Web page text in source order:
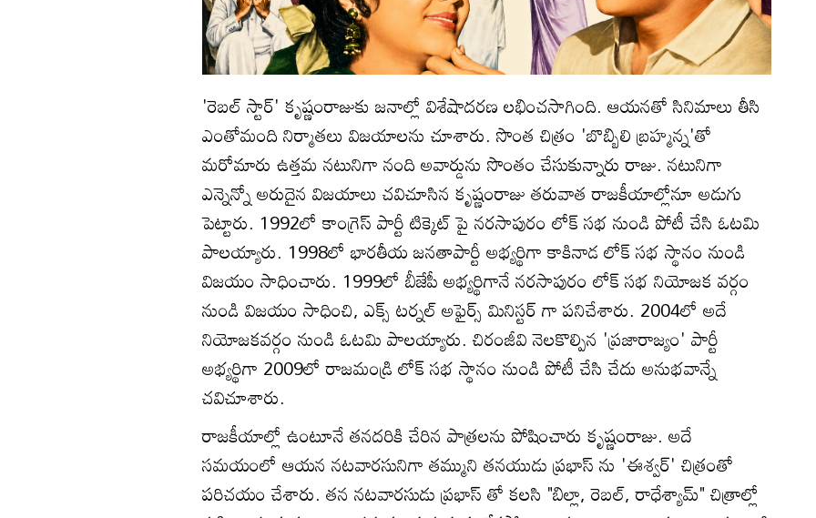
'రెబల్ స్టార్' కృష్ణంరాజుకు జనాల్లో విశేషాదరణ లభించసాగింది. ఆయనతో సినిమాలు తీసి
ఎంతోమంది నిర్మాతలు విజయాలను చూశారు. సొంత చిత్రం 'బొబ్బిలి బ్రహ్మన్న'తో
మరోమారు ఉత్తమ నటునిగా నంది అవార్డును సొంతం చేసుకున్నారు రాజు. నటునిగా
ఎన్నెన్నో అరుదైన విజయాలు చవిచూసిన కృష్ణంరాజు తరువాత రాజకీయాల్లోనూ అడుగు
పెట్టారు. 1992లో కాంగ్రెస్ పార్టీ టిక్కెట్ పై నరసాపురం లోక్ సభ నుండి పోటీ చేసి ఓటమి
పాలయ్యారు. 1998లో భారతీయ జనతాపార్టీ అభ్యర్థిగా కాకినాడ లోక్ సభ స్థానం నుండి
విజయం సాధించారు. 1999లో బీజేపీ అభ్యర్థిగానే నరసాపురం లోక్ సభ నియోజక వర్గం
నుండి విజయం సాధించి, ఎక్స్ టర్నల్ అఫైర్స్ మినిస్టర్ గా పనిచేశారు. 2004లో అదే
నియోజకవర్గం నుండి ఓటమి పాలయ్యారు. చిరంజీవి నెలకొల్పిన 'ప్రజారాజ్యం' పార్టీ
అభ్యర్థిగా 2009లో రాజమండ్రి లోక్ సభ స్థానం నుండి పోటీ చేసి చేదు అనుభవాన్నే
చవిచూశారు.
రాజకీయాల్లో ఉంటూనే తనదరికి చేరిన పాత్రలను పోషించారు కృష్ణంరాజు. అదే
సమయంలో ఆయన నటవారసునిగా తమ్ముని తనయుడు ప్రభాస్ ను 'ఈశ్వర్' చిత్రంతో
పరిచయం చేశారు. తన నటవారసుడు ప్రభాస్ తో కలసి "బిల్లా, రెబల్, రాధేశ్యామ్" చిత్రాల్లో